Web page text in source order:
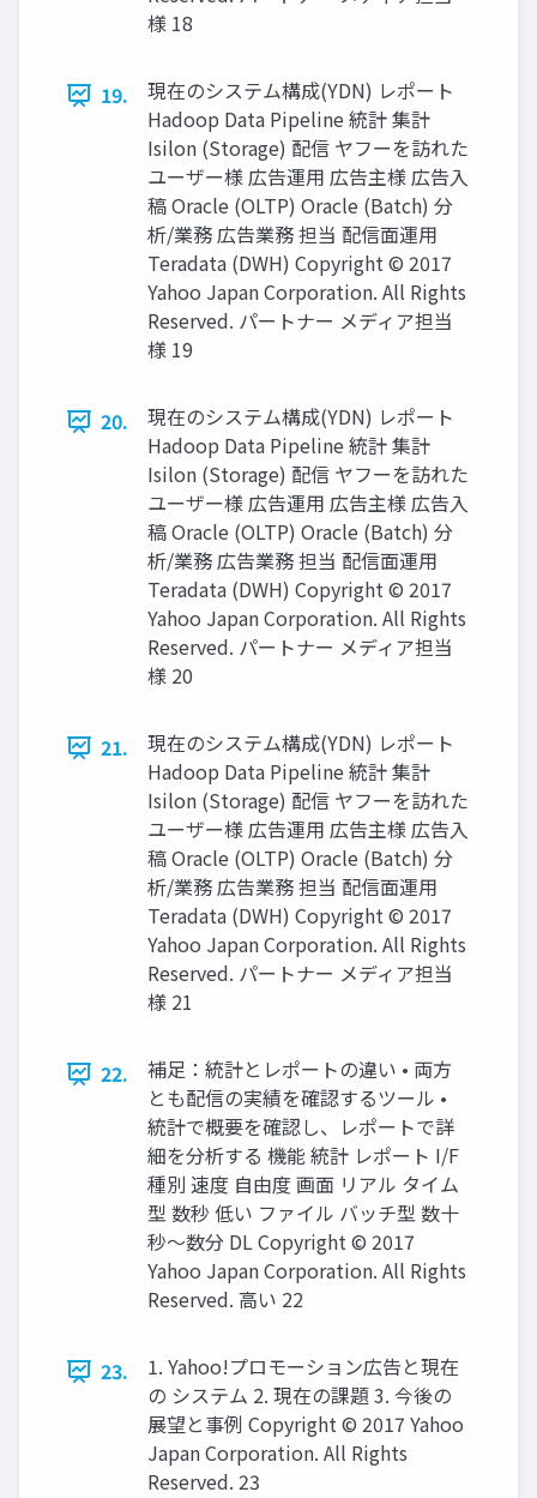
様 18
19.
現在のシステム構成(YDN) レポート
Hadoop Data Pipeline 統計 集計
Isilon (Storage) 配信 ヤフーを訪れた
ユーザー様 広告運用 広告主様 広告入
稿 Oracle (OLTP) Oracle (Batch) 分
析/業務 広告業務 担当 配信面運用
Teradata (DWH) Copyright © 2017
Yahoo Japan Corporation. All Rights
Reserved. パートナー メディア担当
様 19
20.
現在のシステム構成(YDN) レポート
Hadoop Data Pipeline 統計 集計
Isilon (Storage) 配信 ヤフーを訪れた
ユーザー様 広告運用 広告主様 広告入
稿 Oracle (OLTP) Oracle (Batch) 分
析/業務 広告業務 担当 配信面運用
Teradata (DWH) Copyright © 2017
Yahoo Japan Corporation. All Rights
Reserved. パートナー メディア担当
様 20
21.
現在のシステム構成(YDN) レポート
Hadoop Data Pipeline 統計 集計
Isilon (Storage) 配信 ヤフーを訪れた
ユーザー様 広告運用 広告主様 広告入
稿 Oracle (OLTP) Oracle (Batch) 分
析/業務 広告業務 担当 配信面運用
Teradata (DWH) Copyright © 2017
Yahoo Japan Corporation. All Rights
Reserved. パートナー メディア担当
様 21
22.
補足：統計とレポートの違い • 両方
とも配信の実績を確認するツール •
統計で概要を確認し、レポートで詳
細を分析する 機能 統計 レポート I/F
種別 速度 自由度 画面 リアル タイム
型 数秒 低い ファイル バッチ型 数十
秒〜数分 DL Copyright © 2017
Yahoo Japan Corporation. All Rights
Reserved. 高い 22
23.
1. Yahoo!プロモーション広告と現在
の システム 2. 現在の課題 3. 今後の
展望と事例 Copyright © 2017 Yahoo
Japan Corporation. All Rights
Reserved. 23